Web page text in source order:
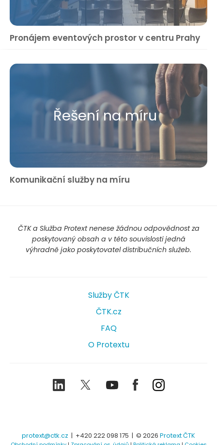
Pronájem eventových prostor v centru Prahy
Řešení na míru
Komunikační služby na míru
ČTK a Služba Protext nenese žádnou odpovědnost za
poskytovaný obsah a v této souvislosti jedná
výhradně jako poskytovatel distribučních služeb.
Služby ČTK
ČTK.cz
FAQ
O Protextu
LinkedIn TwitterYoutubeFacebookInstagram
protext@ctk.cz | +420 222 098 175 | © 2026 Protext ČTK